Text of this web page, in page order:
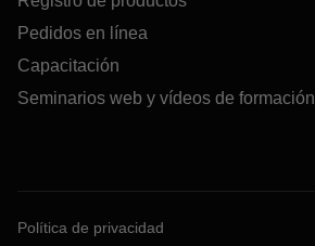
Pedidos en línea
Capacitación
Seminarios web y vídeos de formación
Política de privacidad